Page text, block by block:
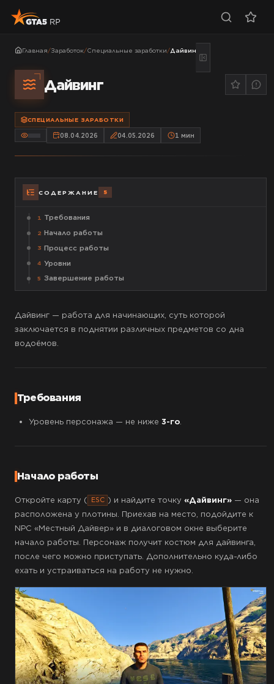
Главная/Заработок/Специальные заработки/Дайвинг
Дайвинг
СПЕЦИАЛЬНЫЕ ЗАРАБОТКИ
08.04.2026 04.05.2026 1 мин
СОДЕРЖАНИЕ 5
1 Требования
2 Начало работы
3 Процесс работы
4 Уровни
5 Завершение работы
Дайвинг — работа для начинающих, суть которой
заключается в поднятии различных предметов со дна
водоёмов.
Требования
Уровень персонажа — не ниже 3-го.
Начало работы
Откройте карту ( ESC ) и найдите точку«Дайвинг» — она
расположена у плотины. Приехав на место, подойдите к
NPC «Местный Дайвер» и в диалоговом окне выберите
начало работы. Персонаж получит костюм для дайвинга,
после чего можно приступать. Дополнительно куда-либо
ехать и устраиваться на работу не нужно.